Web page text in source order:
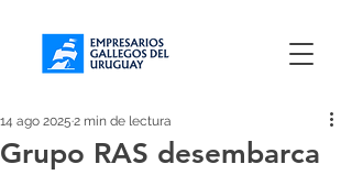
Grupo RAS desembarca
14 ago 2025 2 min de lectura